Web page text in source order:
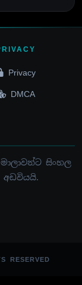
Privacy
DMCA
සිංහල
අඩවියයි.
RESERVED